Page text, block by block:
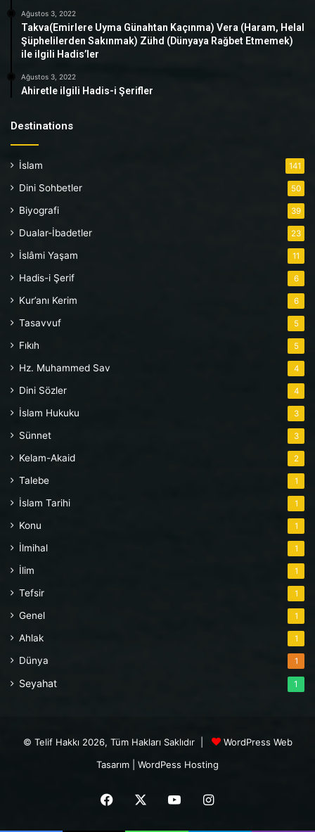
Ağustos 3, 2022
Takva(Emirlere Uyma Günahtan Kaçınma) Vera (Haram, Helal
Şüphelilerden Sakınmak) Zühd (Dünyaya Rağbet Etmemek)
ile ilgili Hadis’ler
Ağustos 3, 2022
Ahiretle ilgili Hadis-i Şerifler
Destinations
İslam 141
Dini Sohbetler 50
Biyografi 39
Dualar-İbadetler 23
İslâmi Yaşam 11
Hadis-i Şerif 6
Kur’anı Kerim 6
Tasavvuf 5
Fıkıh 5
Hz. Muhammed Sav 4
Dini Sözler 4
İslam Hukuku 3
Sünnet 3
Kelam-Akaid 2
Talebe 1
İslam Tarihi 1
Konu 1
İlmihal 1
İlim 1
Tefsir 1
Genel 1
Ahlak 1
Dünya 1
Seyahat 1
© Telif Hakkı 2026, Tüm Hakları Saklıdır |
WordPress Web
Tasarım
WordPess Hosting
Facebook YouTubeInstagram